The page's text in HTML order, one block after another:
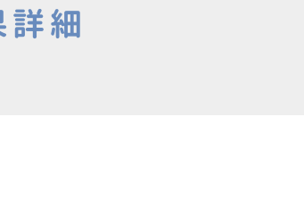
細